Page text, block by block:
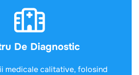
De Diagnostic
medicale calitative, folosind